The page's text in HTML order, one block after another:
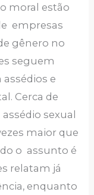
moral estão
empresas
gênero no
seguem
e
Cerca de
sexual
maior que
o assunto é
relatam já
enquanto